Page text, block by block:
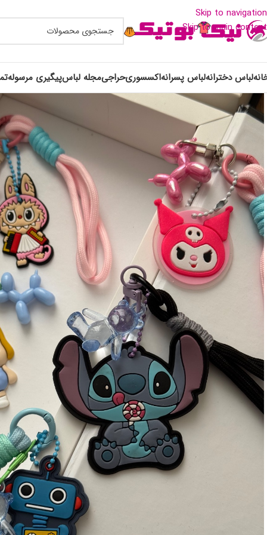
Skip to navigation
Skip to main content
لباس دخترانهلباس پسرانهاکسسوریحراجیمجله لباسپیگیری مرسوله